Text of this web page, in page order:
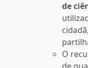
de
O